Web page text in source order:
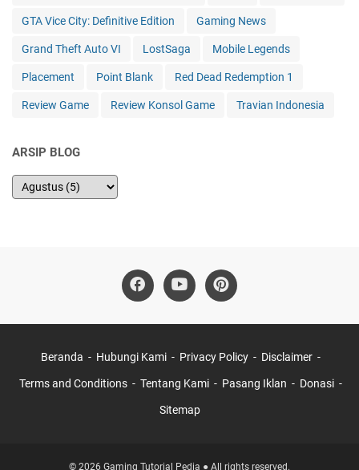
GTA Vice City: Definitive Edition Gaming News
Grand Theft Auto VI LostSaga Mobile Legends
Placement Point Blank Red Dead Redemption 1
Review Game Review Konsol Game Travian Indonesia
ARSIP BLOG
Beranda Hubungi Kami Privacy Policy Disclaimer
Terms and Conditions Tentang Kami Pasang Iklan Donasi
Sitemap
© 2026 Gaming Tutorial Pedia ● All rights reserved.